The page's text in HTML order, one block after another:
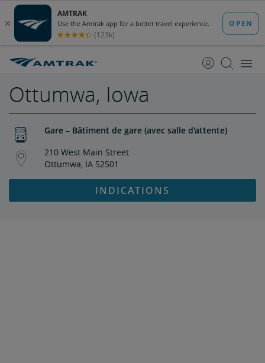
contenu
la
Ottumwa, Iowa
Gare – Bâtiment de gare (avec salle d'attente)
210 West Main Street
Ottumwa, IA 52501
INDICATIONS